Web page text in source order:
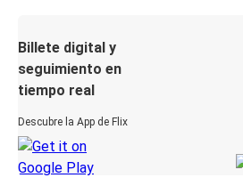
Billete digital y
seguimiento en
tiempo real
Descubre la App de Flix